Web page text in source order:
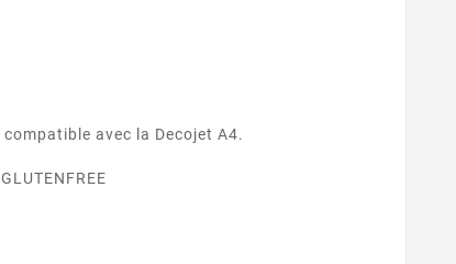
avec la Decojet A4.
GLUTENFREE